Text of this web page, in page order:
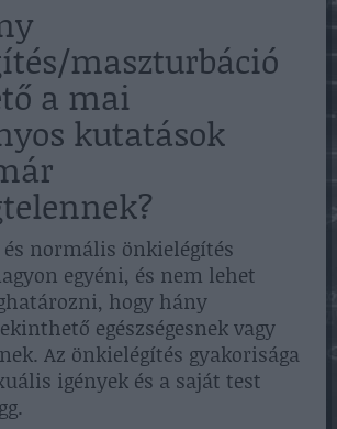
maszturbáció
a mai
kutatások
és normális önkielégítés
egyéni, és nem lehet
hogy hány
egészségesnek vagy
Az önkielégítés gyakorisága
igények és a saját test